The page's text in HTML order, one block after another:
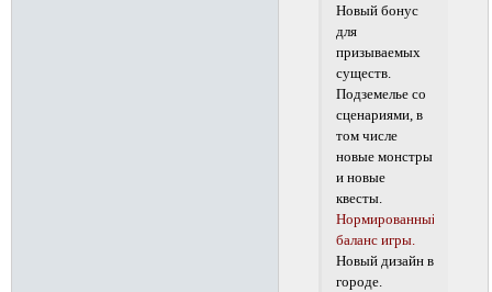
Новый бонус
для
призываемых
существ.
Подземелье со
сценариями, в
том числе
новые монстры
и новые
квесты.
Нормированный
баланс игры.
Новый дизайн в
городе.